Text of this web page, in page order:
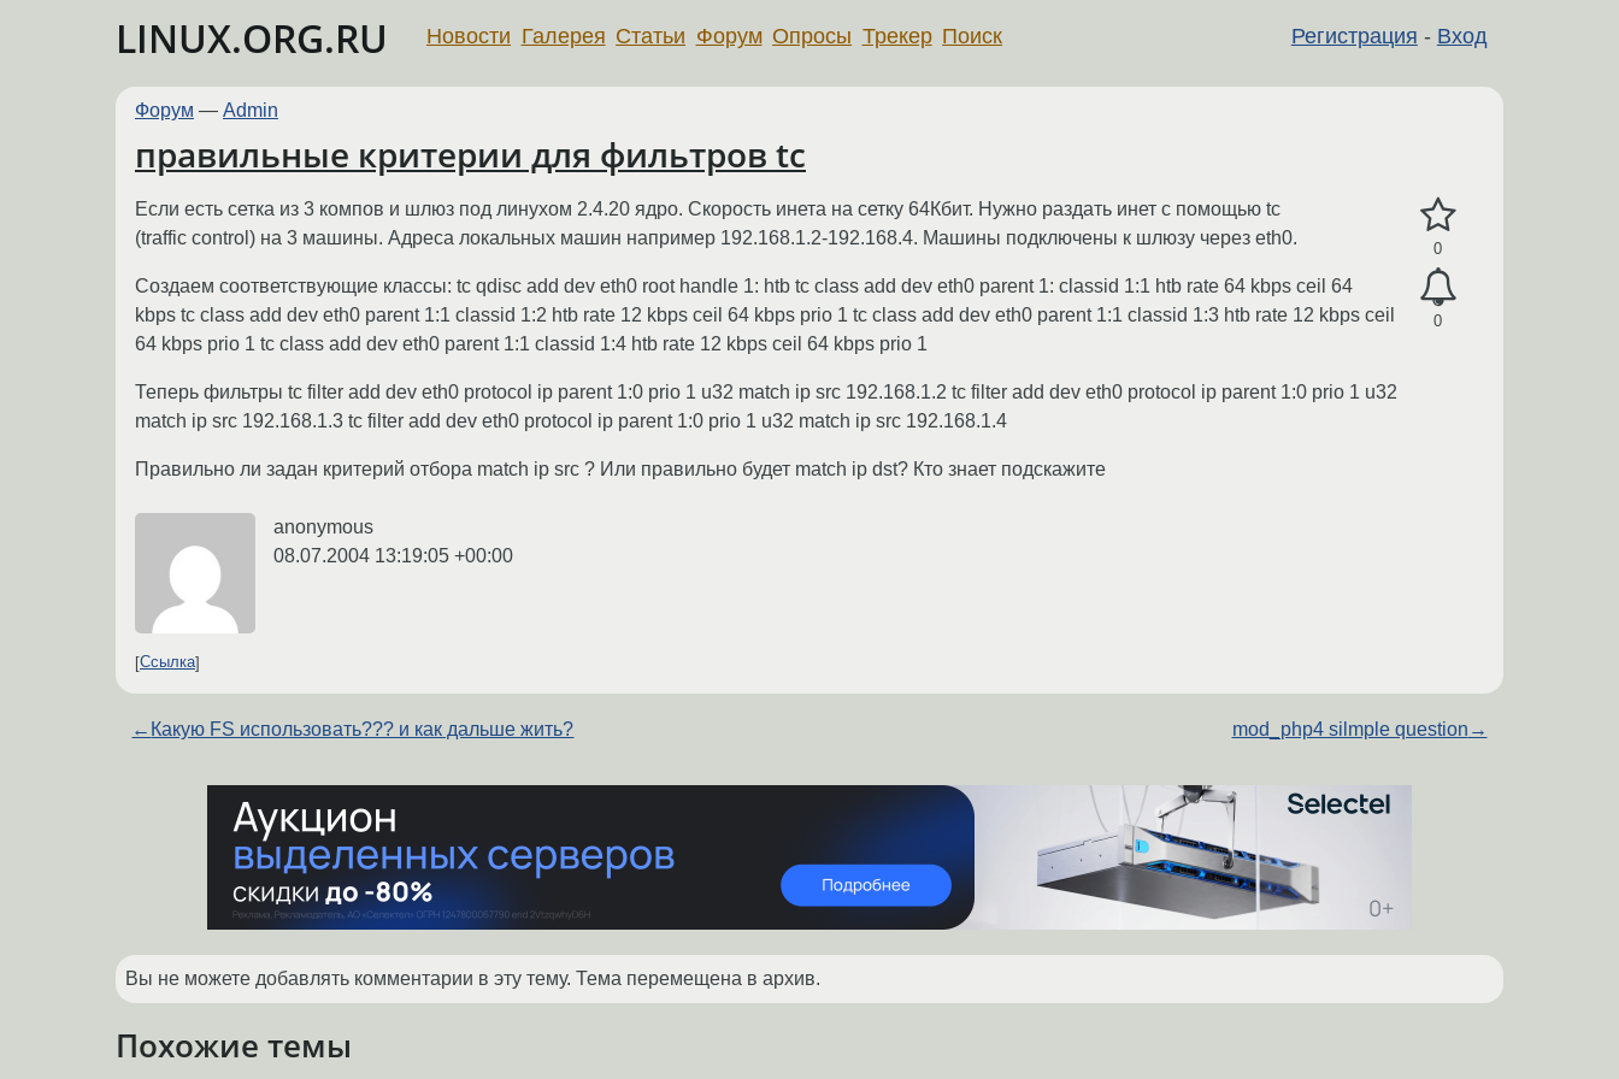
LINUX.ORG.RU Регистрация - Вход
Новости Галерея Статьи Форум Опросы Трекер Поиск
Форум — Admin
правильные критерии для фильтров tc
0
0
Если есть сетка из 3 компов и шлюз под линухом 2.4.20 ядро. Скорость инета на сетку 64Кбит. Нужно раздать инет с помощью tc
(traffic control) на 3 машины. Адреса локальных машин например 192.168.1.2-192.168.4. Машины подключены к шлюзу через eth0.
Создаем соответствующие классы: tc qdisc add dev eth0 root handle 1: htb tc class add dev eth0 parent 1: classid 1:1 htb rate 64 kbps ceil 64
kbps tc class add dev eth0 parent 1:1 classid 1:2 htb rate 12 kbps ceil 64 kbps prio 1 tc class add dev eth0 parent 1:1 classid 1:3 htb rate 12 kbps ceil
64 kbps prio 1 tc class add dev eth0 parent 1:1 classid 1:4 htb rate 12 kbps ceil 64 kbps prio 1
Теперь фильтры tc filter add dev eth0 protocol ip parent 1:0 prio 1 u32 match ip src 192.168.1.2 tc filter add dev eth0 protocol ip parent 1:0 prio 1 u32
match ip src 192.168.1.3 tc filter add dev eth0 protocol ip parent 1:0 prio 1 u32 match ip src 192.168.1.4
Правильно ли задан критерий отбора match ip src ? Или правильно будет match ip dst? Кто знает подскажите
anonymous
08.07.2004 13:19:05 +00:00
Ссылка
← Какую FS использовать??? и как дальше жить? mod_php4 silmple question →
Вы не можете добавлять комментарии в эту тему. Тема перемещена в архив.
Похожие темы